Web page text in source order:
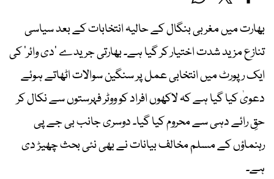
بھارت میں مغربی بنگال کے حالیہ انتخابات کے بعد سیاسی
تنازع مزید شدت اختیار کر گیا ہے۔ بھارتی جریدے ’دی وائر‘ کی
ایک رپورٹ میں انتخابی عمل پر سنگین سوالات اٹھاتے ہوئے
دعویٰ کیا گیا ہے کہ لاکھوں افراد کو ووٹر فہرستوں سے نکال کر
حقِ رائے دہی سے محروم کیا گیا۔ دوسری جانب بی جے پی
رہنماؤں کے مسلم مخالف بیانات نے بھی نئی بحث چھیڑ دی
ہے۔